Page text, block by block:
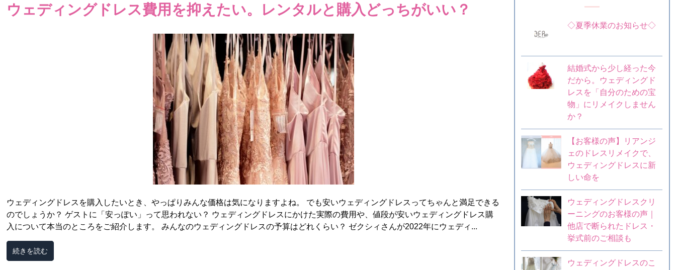
ウェディングドレス費用を抑えたい。レンタルと購入どっちがいい？
ウェディングドレスを購入したいとき、やっぱりみんな価格は気になりますよね。 でも安いウェディングドレスってちゃんと満足できる
のでしょうか？ ゲストに「安っぽい」って思われない？ ウェディングドレスにかけた実際の費用や、値段が安いウェディングドレス購
入について本当のところをご紹介します。 みんなのウェディングドレスの予算はどれくらい？ ゼクシィさんが2022年にウェディ...
続きを読む
◇夏季休業のお知らせ◇
結婚式から少し経った今
だから。ウェディングド
レスを「自分のための宝
物」にリメイクしません
か？
【お客様の声】リアンジ
ェのドレスリメイクで、
ウェディングドレスに新
しい命を
ウェディングドレスクリ
ーニングのお客様の声｜
他店で断られたドレス・
挙式前のご相談も
ウェディングドレスのこ